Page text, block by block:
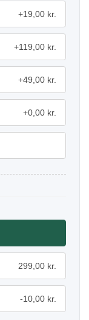
+19,00 kr.
+119,00 kr.
+49,00 kr.
+0,00 kr.
299,00 kr.
-10,00 kr.